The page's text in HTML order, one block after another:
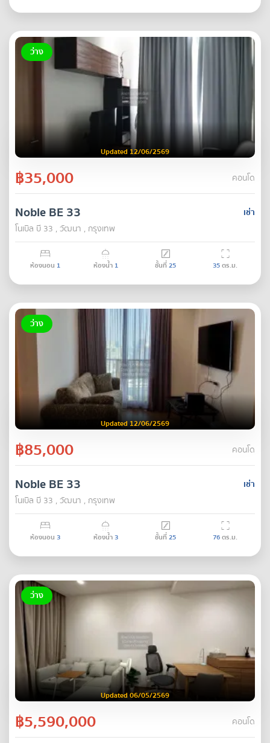
ว่าง
Updated 12/06/2569
฿35,000 คอนโด
เช่า
Noble BE 33
โนเบิล บี 33 , วัฒนา , กรุงเทพ
ห้องนอน 1 ห้องน้ำ 1 ชั้นที่25 35ตร.ม.
ว่าง
Updated 12/06/2569
฿85,000 คอนโด
เช่า
Noble BE 33
โนเบิล บี 33 , วัฒนา , กรุงเทพ
ห้องนอน 3 ห้องน้ำ3 ชั้นที่25 76ตร.ม.
ว่าง
Updated 06/05/2569
฿5,590,000 คอนโด